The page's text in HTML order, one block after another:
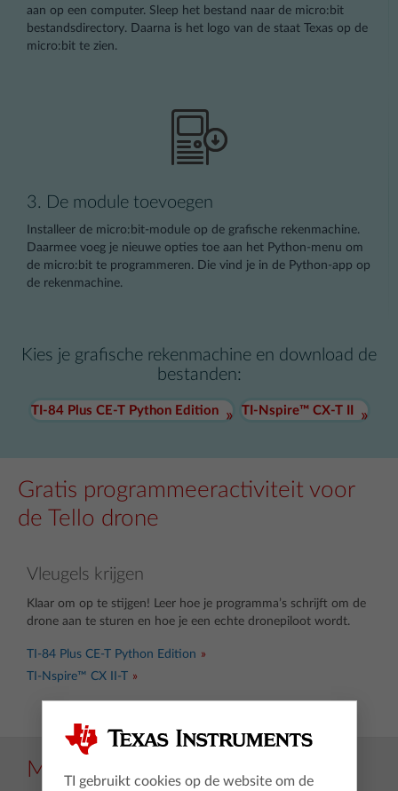
aan op een computer. Sleep het bestand naar de micro:bit
bestandsdirectory. Daarna is het logo van de staat Texas op de
micro:bit te zien.
3. De module toevoegen
Installeer de micro:bit-module op de grafische rekenmachine.
Daarmee voeg je nieuwe opties toe aan het Python-menu om
de micro:bit te programmeren. Die vind je in de Python-app op
de rekenmachine.
Kies je grafische rekenmachine en download de
bestanden:
TI-84 Plus CE-T Python Edition TI-Nspire™ CX-T II
Gratis programmeeractiviteit voor
de Tello drone
Vleugels krijgen
Klaar om op te stijgen! Leer hoe je programma’s schrijft om de
drone aan te sturen en hoe je een echte dronepiloot wordt.
TI-84 Plus CE-T Python Edition
TI-Nspire™ CX II-T
Meer programmeeractiviteiten
TI gebruikt cookies op de website om de